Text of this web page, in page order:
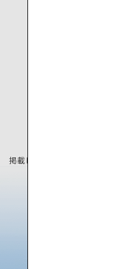
掲載している情報は2019年8